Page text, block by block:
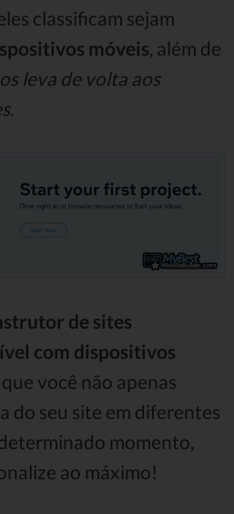
classificam sejam
móveis , além de
leva de volta aos
de sites
com dispositivos
que você não apenas
do seu site em diferentes
momento,
ao máximo!